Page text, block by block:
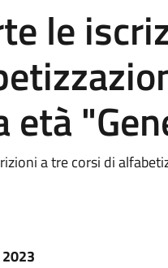
le
età
a tre corsi di